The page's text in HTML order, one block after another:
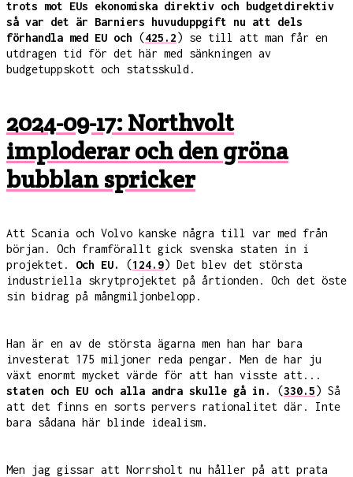
trots mot EUs ekonomiska direktiv och budgetdirektiv
så var det är Barniers huvuduppgift nu att dels
förhandla med EU och (425.2) se till att man får en
utdragen tid för det här med sänkningen av
budgetuppskott och statsskuld.
2024-09-17: Northvolt
imploderar och den gröna
bubblan spricker
Att Scania och Volvo kanske några till var med från
början. Och framförallt gick svenska staten in i
projektet. Och EU. (124.9) Det blev det största
industriella skrytprojektet på årtionden. Och det öste
sin bidrag på mångmiljonbelopp.
Han är en av de största ägarna men han har bara
investerat 175 miljoner reda pengar. Men de har ju
växt enormt mycket värde för att han visste att...
staten och EU och alla andra skulle gå in.
(330.5) Så
att det finns en sorts pervers rationalitet där. Inte
bara sådana här blinde idealism.
Men jag gissar att Norrsholt nu håller på att prata